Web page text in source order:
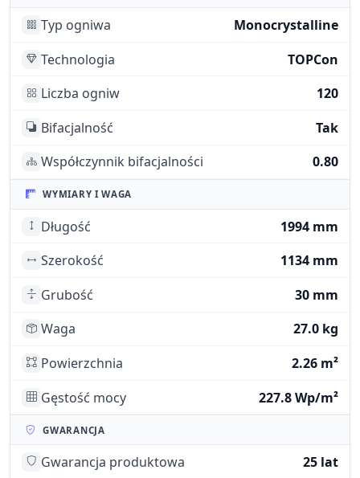
Typ ogniwa
Monocrystalline
Technologia
TOPCon
Liczba ogniw
120
Bifacjalność
Tak
Współczynnik bifacjalności
0.80
WYMIARY I WAGA
Długość
1994 mm
Szerokość
1134 mm
Grubość
30 mm
Waga
27.0 kg
Powierzchnia
2.26 m²
Gęstość mocy
227.8 Wp/m²
GWARANCJA
Gwarancja produktowa
25 lat